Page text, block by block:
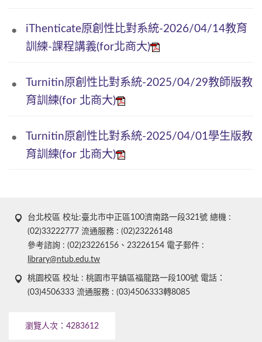
iThenticate原創性比對系統-2026/04/14教育
訓練-課程講義(for北商大)
Turnitin原創性比對系統-2025/04/29教師版教
育訓練(for 北商大)
Turnitin原創性比對系統-2025/04/01學生版教
育訓練(for 北商大)
台北校區 校址:臺北市中正區100濟南路一段321號 總機 :
(02)33222777 流通服務 : (02)23226148
參考諮詢 : (02)23226156、23226154 電子郵件 :
library@ntub.edu.tw
桃園校區 校址 : 桃園市平鎮區福龍路一段100號 電話：
(03)4506333 流通服務 : (03)4506333轉8085
瀏覽人次： 4283612